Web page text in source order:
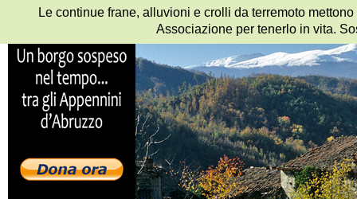
Le continue frane, alluvioni e crolli da terremoto
Associazione per tenerlo in vita.